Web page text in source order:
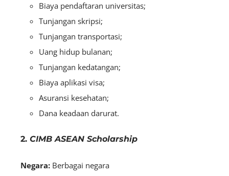
Biaya pendaftaran universitas;
Tunjangan skripsi;
Tunjangan transportasi;
Uang hidup bulanan;
Tunjangan kedatangan;
Biaya aplikasi visa;
Asuransi kesehatan;
Dana keadaan darurat.
2. CIMB ASEAN Scholarship
Negara: Berbagai negara